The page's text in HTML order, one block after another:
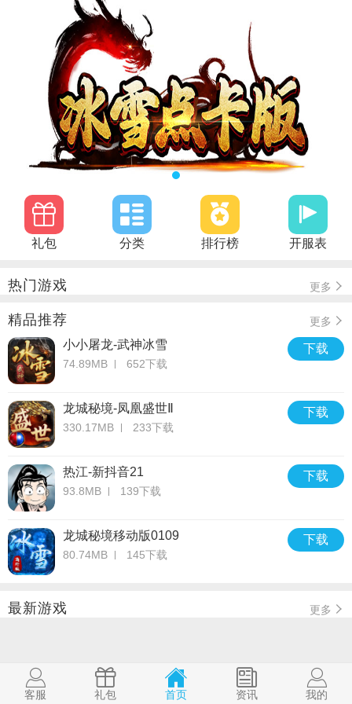
礼包 分类 排行榜 开服表
热门游戏 更多
精品推荐 更多
下载
小小屠龙-武神冰雪
74.89MB 652下载
下载
龙城秘境-凤凰盛世Ⅱ
330.17MB 233下载
下载
热江-新抖音21
93.8MB 139下载
下载
龙城秘境移动版0109
80.74MB 145下载
最新游戏 更多
客服 礼包 首页 资讯 我的